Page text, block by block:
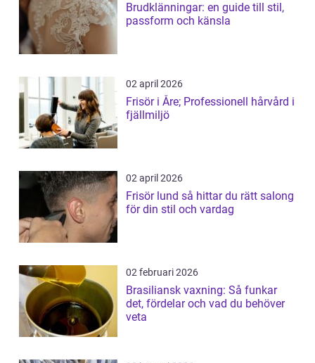
Brudklänningar: en guide till stil,
passform och känsla
02 april 2026
Frisör i Åre; Professionell hårvård i
fjällmiljö
02 april 2026
Frisör lund så hittar du rätt salong
för din stil och vardag
02 februari 2026
Brasiliansk vaxning: Så funkar
det, fördelar och vad du behöver
veta